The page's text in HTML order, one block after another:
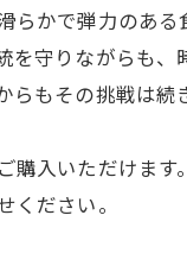
らかで弾力のあ
を守りながらも
もその挑戦は
入いただけます。
ださい。